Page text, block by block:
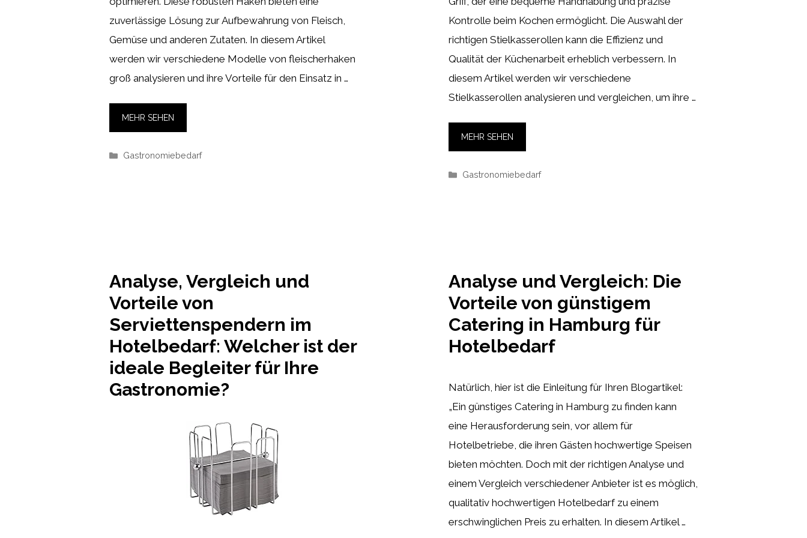
zuverlässige Lösung zur Aufbewahrung von Fleisch,
Gemüse und anderen Zutaten. In diesem Artikel
werden wir verschiedene Modelle von fleischerhaken
groß analysieren und ihre Vorteile für den Einsatz in …
MEHR SEHEN
Kategorien
Gastronomiebedarf
Kontrolle beim Kochen ermöglicht. Die Auswahl der
richtigen Stielkasserollen kann die Effizienz und
Qualität der Küchenarbeit erheblich verbessern. In
diesem Artikel werden wir verschiedene
Stielkasserollen analysieren und vergleichen, um ihre …
MEHR SEHEN
Kategorien
Gastronomiebedarf
Analyse, Vergleich und
Vorteile von
Serviettenspendern im
Hotelbedarf: Welcher ist der
ideale Begleiter für Ihre
Gastronomie?
Analyse und Vergleich: Die
Vorteile von günstigem
Catering in Hamburg für
Hotelbedarf
Natürlich, hier ist die Einleitung für Ihren Blogartikel:
„Ein günstiges Catering in Hamburg zu finden kann
eine Herausforderung sein, vor allem für
Hotelbetriebe, die ihren Gästen hochwertige Speisen
bieten möchten. Doch mit der richtigen Analyse und
einem Vergleich verschiedener Anbieter ist es möglich,
qualitativ hochwertigen Hotelbedarf zu einem
erschwinglichen Preis zu erhalten. In diesem Artikel …